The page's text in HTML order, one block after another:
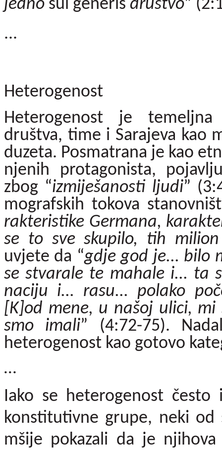
jedno sui generis društvo”
...
Heterogenost
Heterogenost je temeljna
društva, time i Sarajeva kao
duzeta. Posmatrana je kao
njenih protagonista,
zbog “izmiješanosti ljudi”
mografskih tokova
rakteristike Germana,
se to sve skupilo, tih
uvjete da “gdje god je... bilo
se stvarale te mahale i... ta
naciju i... rasu... polako
[K]od mene, u našoj ulici, mi
smo imali” (4:72-75).
heteroge­nost kao gotovo
…
Iako se heterogenost
konstitutivne grupe, neki
mšije pokazali da je